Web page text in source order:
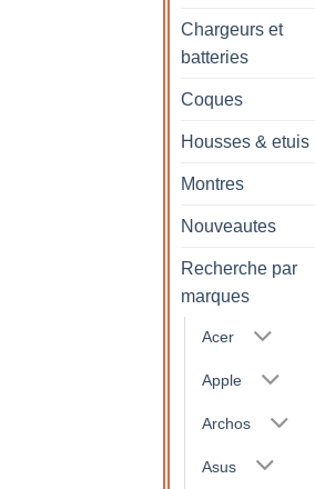
Chargeurs et
batteries
Coques
Housses & etuis
Montres
Nouveautes
Recherche par
marques
Acer
Apple
Archos
Asus